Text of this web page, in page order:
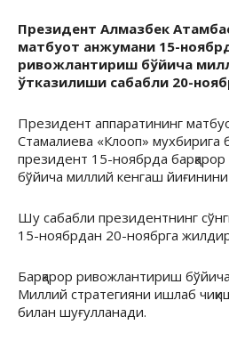
Президент Алмазбек
матбуот анжумани 15-
ривожлантириш бўйича
ўтказилиши сабабли 20-
Президент аппаратининг
Стамалиева «Клооп»
президент 15-ноябрда
бўйича миллий кенгаш йиғинини
Шу сабабли президентнинг
15-ноябрдан 20-ноябрга
Барқарор ривожлантириш
Миллий стратегияни ишлаб
билан шуғулланади.